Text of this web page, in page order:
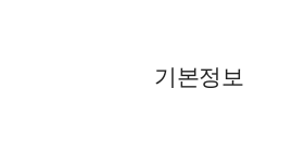
기본정보